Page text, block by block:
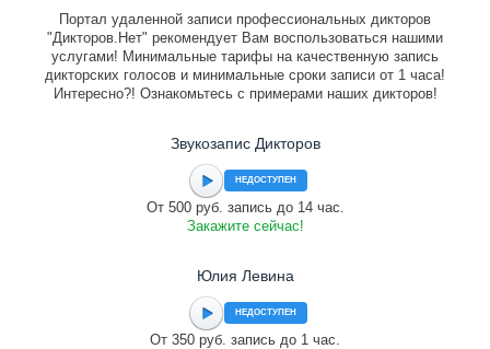
Портал удаленной записи профессиональных дикторов
"Дикторов.Нет" рекомендует Вам воспользоваться нашими
услугами! Минимальные тарифы на качественную запись
дикторских голосов и минимальные сроки записи от 1 часа!
Интересно?! Ознакомьтесь с примерами наших дикторов!
Звукозапис Дикторов
НЕДОСТУПЕН
От 500 руб. запись до 14 час.
Закажите сейчас!
Юлия Левина
НЕДОСТУПЕН
От 350 руб. запись до 1 час.